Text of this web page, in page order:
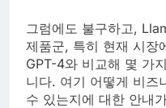
그럼에도 불구하고,
제품군, 특히 현재 시장
GPT-4와 비교해 몇 가
니다. 여기 어떻게 비즈
수 있는지에 대한 안내